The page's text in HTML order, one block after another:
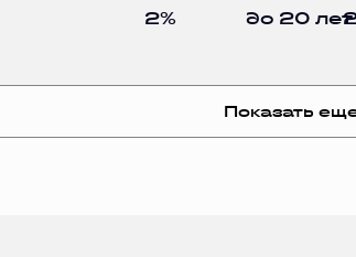
2% до 20 лет
Показать